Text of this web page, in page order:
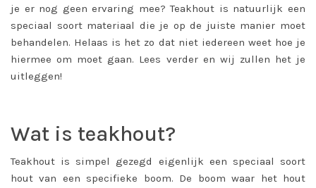
je er nog geen ervaring mee? Teakhout is natuurlijk een
speciaal soort materiaal die je op de juiste manier moet
behandelen. Helaas is het zo dat niet iedereen weet hoe je
hiermee om moet gaan. Lees verder en wij zullen het je
uitleggen!
Wat is teakhout?
Teakhout is simpel gezegd eigenlijk een speciaal soort
hout van een specifieke boom. De boom waar het hout